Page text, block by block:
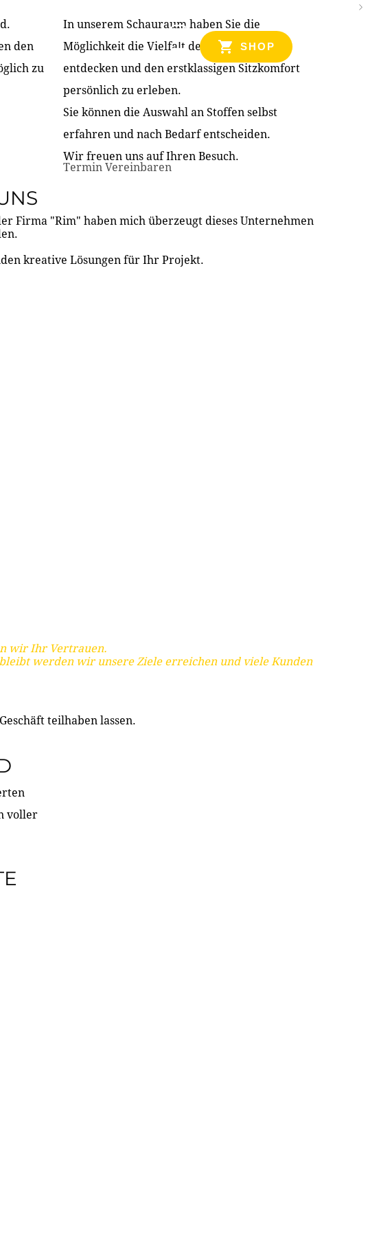
& REFERENZEN
SHOP
den
zu
In unserem Schauraum haben Sie die
Möglichkeit die Vielfalt der Produkte zu
entdecken und den erstklassigen Sitzkomfort
persönlich zu erleben.
Sie können die Auswahl an Stoffen selbst
erfahren und nach Bedarf entscheiden.
Wir freuen uns auf Ihren Besuch.
Termin Vereinbaren
Firma "Rim" haben mich überzeugt dieses Unternehmen
kreative Lösungen für Ihr Projekt.
wir Ihr Vertrauen.
werden wir unsere Ziele erreichen und viele Kunden
teilhaben lassen.
voller